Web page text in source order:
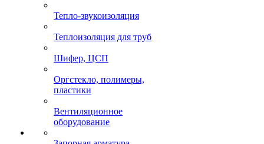
Тепло-звукоизоляция
Теплоизоляция для труб
Шифер, ЦСП
Оргстекло, полимеры,
пластики
Вентиляционное
оборудование